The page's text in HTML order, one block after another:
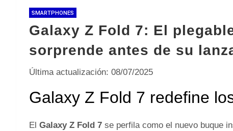
SMARTPHONES
Galaxy Z Fold 7: El
sorprende antes de su
Última actualización: 08/07/2025
Galaxy Z Fold 7 redefine
El Galaxy Z Fold 7 se perfila como el nuevo buque